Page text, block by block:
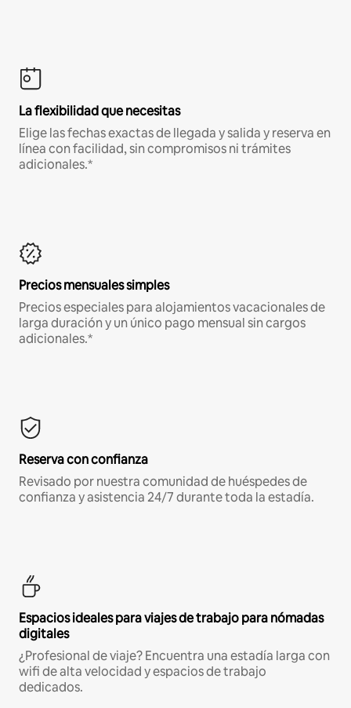
La flexibilidad que necesitas
Elige las fechas exactas de llegada y salida y reserva en
línea con facilidad, sin compromisos ni trámites
adicionales.*
Precios mensuales simples
Precios especiales para alojamientos vacacionales de
larga duración y un único pago mensual sin cargos
adicionales.*
Reserva con confianza
Revisado por nuestra comunidad de huéspedes de
confianza y asistencia 24/7 durante toda la estadía.
Espacios ideales para viajes de trabajo para nómadas
digitales
¿Profesional de viaje? Encuentra una estadía larga con
wifi de alta velocidad y espacios de trabajo
dedicados.